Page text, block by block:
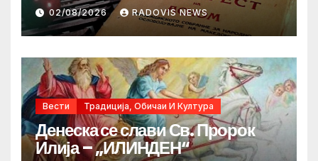
02/08/2026 RADOVIS NEWS
Вести Традиција, Обичаи И Култура
Денеска се слави Св. Пророк
Илија – „ИЛИНДЕН“